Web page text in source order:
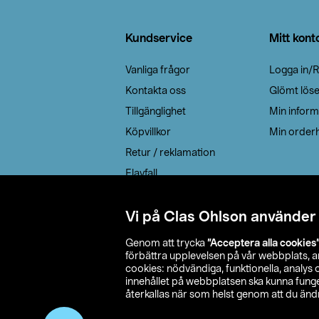
Vi på Clas Ohlson
Genom att trycka ”Acceptera alla
förbättra upplevelsen på vår webbplats,
cookies: nödvändiga, funktionella,
innehållet på webbplatsen ska kunna
återkallas när som helst genom att du
Kundservice
Vanliga frågor
Kontakta oss
Tillgänglighet
Köpvillkor
Retur / reklamation
Elavfall
Leveransalternativ
Mitt
Logga in/
Glömt
Min
Min